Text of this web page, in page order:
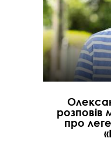
розповів
про